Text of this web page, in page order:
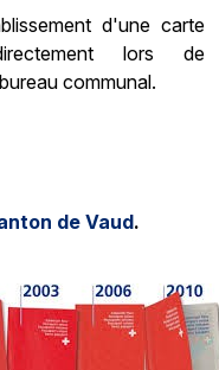
d'une carte
lors de
communal.
de Vaud.